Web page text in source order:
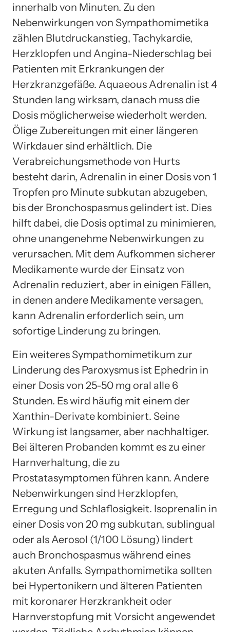
innerhalb von Minuten. Zu den
Nebenwirkungen von Sympathomimetika
zählen Blutdruckanstieg, Tachykardie,
Herzklopfen und Angina-Niederschlag bei
Patienten mit Erkrankungen der
Herzkranzgefäße. Aquaeous Adrenalin ist 4
Stunden lang wirksam, danach muss die
Dosis möglicherweise wiederholt werden.
Ölige Zubereitungen mit einer längeren
Wirkdauer sind erhältlich. Die
Verabreichungsmethode von Hurts
besteht darin, Adrenalin in einer Dosis von 1
Tropfen pro Minute subkutan abzugeben,
bis der Bronchospasmus gelindert ist. Dies
hilft dabei, die Dosis optimal zu minimieren,
ohne unangenehme Nebenwirkungen zu
verursachen. Mit dem Aufkommen sicherer
Medikamente wurde der Einsatz von
Adrenalin reduziert, aber in einigen Fällen,
in denen andere Medikamente versagen,
kann Adrenalin erforderlich sein, um
sofortige Linderung zu bringen.
Ein weiteres Sympathomimetikum zur
Linderung des Paroxysmus ist Ephedrin in
einer Dosis von 25-50 mg oral alle 6
Stunden. Es wird häufig mit einem der
Xanthin-Derivate kombiniert. Seine
Wirkung ist langsamer, aber nachhaltiger.
Bei älteren Probanden kommt es zu einer
Harnverhaltung, die zu
Prostatasymptomen führen kann. Andere
Nebenwirkungen sind Herzklopfen,
Erregung und Schlaflosigkeit. Isoprenalin in
einer Dosis von 20 mg subkutan, sublingual
oder als Aerosol (1/100 Lösung) lindert
auch Bronchospasmus während eines
akuten Anfalls. Sympathomimetika sollten
bei Hypertonikern und älteren Patienten
mit koronarer Herzkrankheit oder
Harnverstopfung mit Vorsicht angewendet